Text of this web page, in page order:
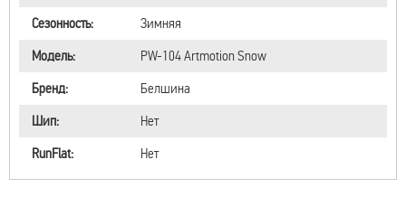
Сезонность:
Зимняя
Модель:
PW-104 Artmotion Snow
Бренд:
Белшина
Шип:
Нет
RunFlat:
Нет